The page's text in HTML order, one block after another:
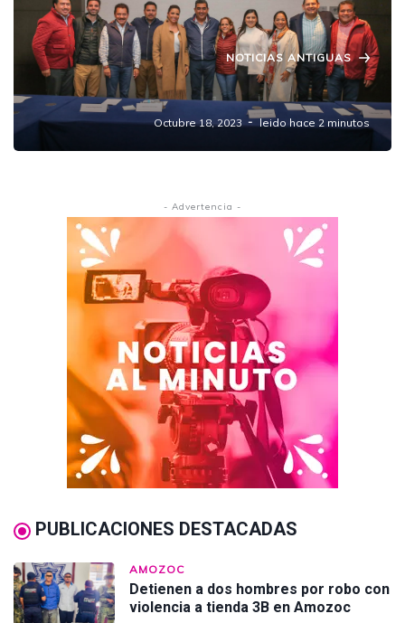
NOTICIAS ANTIGUAS
Morena: el capitán de la nave Puebla
Octubre 18, 2023 leido hace 2 minutos
- Advertencia -
PUBLICACIONES DESTACADAS
AMOZOC
Detienen a dos hombres por robo con
violencia a tienda 3B en Amozoc